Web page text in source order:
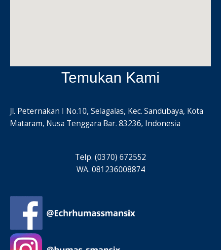
Temukan Kami
Jl. Peternakan I No.10, Selagalas, Kec. Sandubaya, Kota
Mataram, Nusa Tenggara Bar. 83236, Indonesia
Telp. (0370) 672552
WA. 081236008874